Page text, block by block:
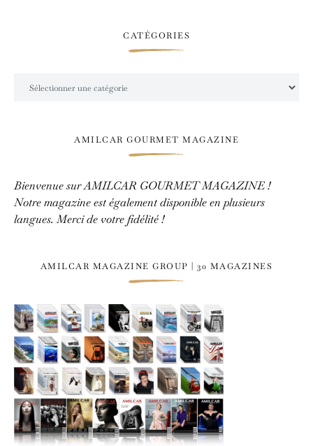
CATÉGORIES
AMILCAR GOURMET MAGAZINE
Bienvenue sur AMILCAR GOURMET MAGAZINE !
Notre magazine est également disponible en plusieurs
langues. Merci de votre fidélité !
AMILCAR MAGAZINE GROUP | 30 MAGAZINES